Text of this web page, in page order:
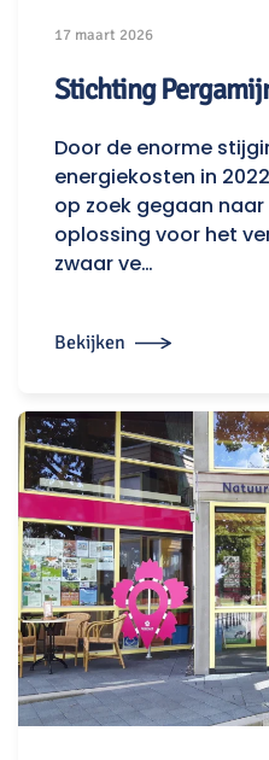
17 maart 2026
Stichting
Door de enorme
energiekosten in
op zoek gegaan
oplossing voor het
zwaar ve…
Bekijken